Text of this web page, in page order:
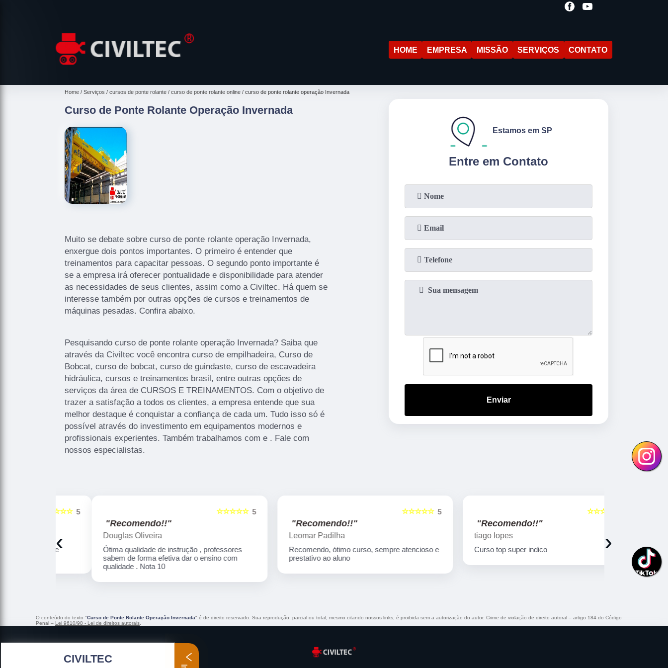
HOME EMPRESA MISSÃO SERVIÇOS CONTATO
Home Serviços cursos de ponte rolante curso de ponte rolante online curso de ponte rolante operação Invernada
Curso de Ponte Rolante Operação Invernada
Muito se debate sobre curso de ponte rolante operação Invernada,
enxergue dois pontos importantes. O primeiro é entender que
treinamentos para capacitar pessoas. O segundo ponto importante é
se a empresa irá oferecer pontualidade e disponibilidade para atender
as necessidades de seus clientes, assim como a Civiltec. Há quem se
interesse também por outras opções de cursos e treinamentos de
máquinas pesadas. Confira abaixo.
Pesquisando curso de ponte rolante operação Invernada? Saiba que
através da Civiltec você encontra curso de empilhadeira, Curso de
Bobcat, curso de bobcat, curso de guindaste, curso de escavadeira
hidráulica, cursos e treinamentos brasil, entre outras opções de
serviços da área de CURSOS E TREINAMENTOS. Com o objetivo de
trazer a satisfação a todos os clientes, a empresa entende que sua
melhor destaque é conquistar a confiança de cada um. Tudo isso só é
possível através do investimento em equipamentos modernos e
profissionais experientes. Também trabalhamos com e . Fale com
nossos especialistas.
Entre em Contato
Estamos em SP
Enviar
5
☆☆☆☆☆
"Recomendo!!"
Douglas Oliveira
Ótima qualidade de instrução , professores
sabem de forma efetiva dar o ensino com
qualidade . Nota 10
5
☆☆☆☆☆
"Recomendo!!"
Leomar Padilha
Recomendo, ótimo curso, sempre atencioso e
prestativo ao aluno
5
☆☆☆☆☆
"Recomendo!!"
tiago lopes
Curso top super indico
Curso
qualificado!
‹ ›
O conteúdo do texto "Curso de Ponte Rolante Operação Invernada" é de direito reservado. Sua reprodução, parcial ou total, mesmo citando nossos links, é proibida sem a autorização do autor. Crime de violação de direito autoral – artigo 184 do Código
Penal – Lei 9610/98 - Lei de direitos autorais
CIVILTEC